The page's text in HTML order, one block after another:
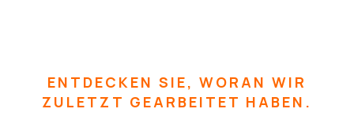
ENTDECKEN SIE, WORAN WIR
ZULETZT GEARBEITET HABEN.